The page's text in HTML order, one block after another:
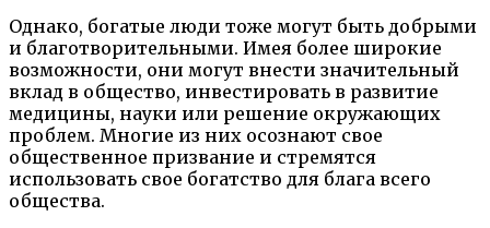
Однако, богатые люди тоже могут быть добрыми
и благотворительными. Имея более широкие
возможности, они могут внести значительный
вклад в общество, инвестировать в развитие
медицины, науки или решение окружающих
проблем. Многие из них осознают свое
общественное призвание и стремятся
использовать свое богатство для блага всего
общества.